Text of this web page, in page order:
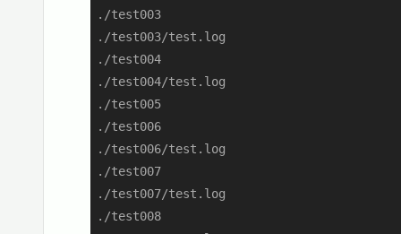
./test003
./test003/test.log
./test004
./test004/test.log
./test005
./test006
./test006/test.log
./test007
./test007/test.log
./test008